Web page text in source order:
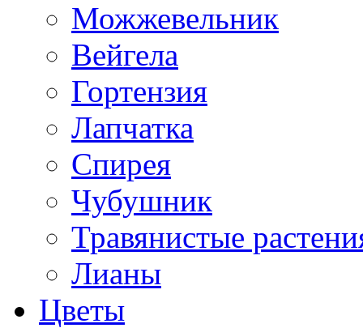
Можжевельник
Вейгела
Гортензия
Лапчатка
Спирея
Чубушник
Травянистые
Лианы
Цветы